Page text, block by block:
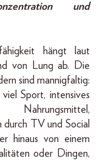
und
hängt laut
von Lung ab. Die
sind mannigfaltig:
Sport, intensives
TV und Social
hinaus von einem
oder Dingen,